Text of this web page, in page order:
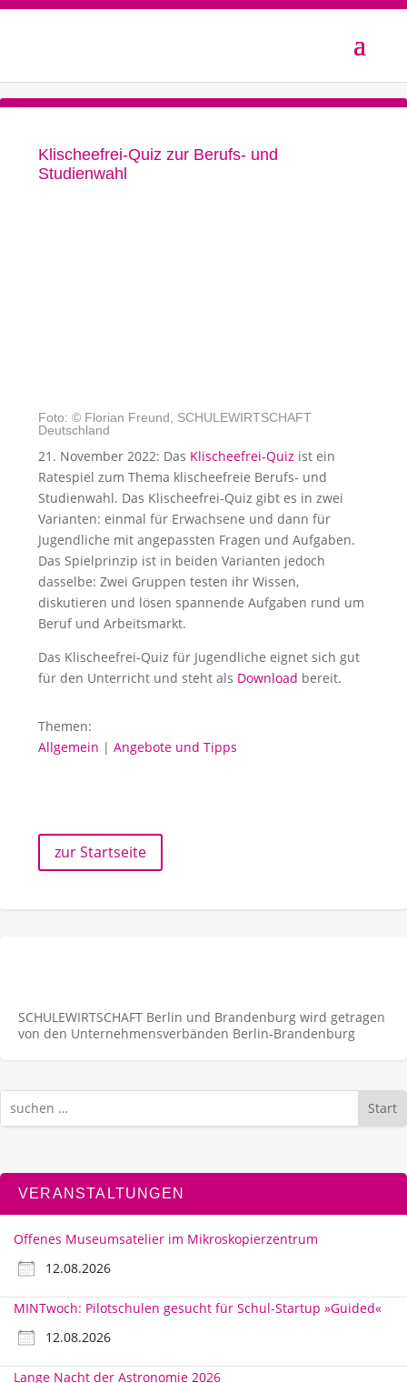
Klischeefrei-Quiz zur Berufs- und
Studienwahl
Foto: © Florian Freund, SCHULEWIRTSCHAFT
Deutschland
21. November 2022: Das Klischeefrei-Quiz ist ein
Ratespiel zum Thema klischeefreie Berufs- und
Studienwahl. Das Klischeefrei-Quiz gibt es in zwei
Varianten: einmal für Erwachsene und dann für
Jugendliche mit angepassten Fragen und Aufgaben.
Das Spielprinzip ist in beiden Varianten jedoch
dasselbe: Zwei Gruppen testen ihr Wissen,
diskutieren und lösen spannende Aufgaben rund um
Beruf und Arbeitsmarkt.
Das Klischeefrei-Quiz für Jugendliche eignet sich gut
für den Unterricht und steht als Download bereit.
Themen:
Allgemein | Angebote und Tipps
zur Startseite
SCHULEWIRTSCHAFT Berlin und Brandenburg wird getragen
von den Unternehmens­verbänden Berlin-Brandenburg
Start
VERANSTALTUNGEN
Offenes Museumsatelier im Mikroskopierzentrum
12.08.2026
MINTwoch: Pilotschulen gesucht für Schul-Startup »Guided«
12.08.2026
Lange Nacht der Astronomie 2026